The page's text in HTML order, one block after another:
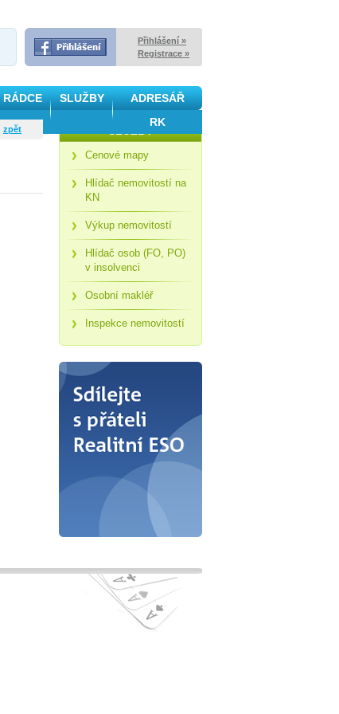
zpět
Cenové mapy
Hlídač nemovitostí na
KN
Výkup nemovitostí
Hlídač osob (FO, PO)
v insolvenci
Osobní makléř
Inspekce nemovitostí
Přihlášení »
Registrace »
RÁDCE SLUŽBY
ADRESÁŘ
RK